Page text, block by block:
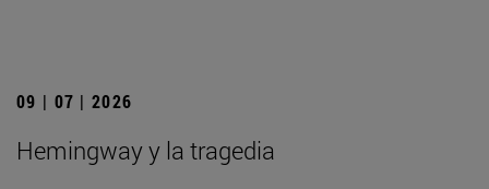
09 | 07 | 2026
Hemingway y la tragedia